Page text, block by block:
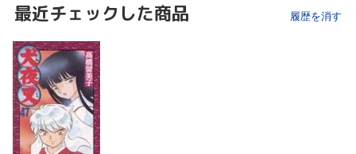
最近チェックした商品 履歴を消す